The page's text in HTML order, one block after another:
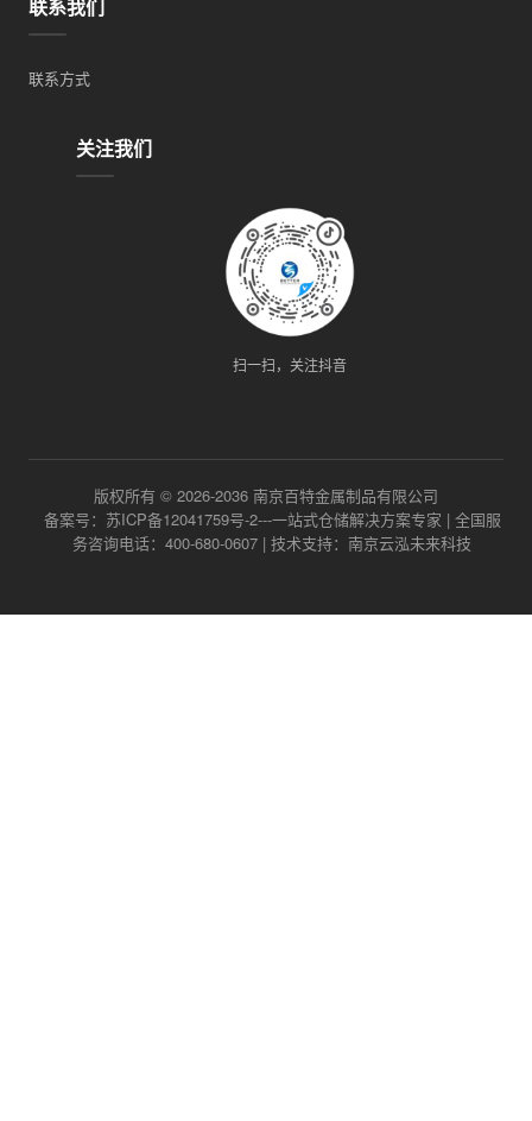
联系我们
联系方式
关注我们
扫一扫，关注抖音
版权所有 © 2026-2036 南京百特金属制品有限公司
备案号：苏ICP备12041759号-2---一站式仓储解决方案专家 | 全国服
务咨询电话：400-680-0607 | 技术支持：南京云泓未来科技